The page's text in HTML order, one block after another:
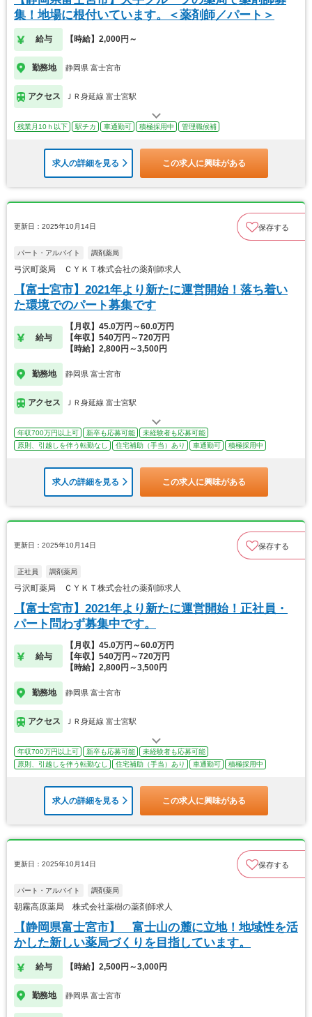
集！地場に根付いています。＜薬剤師／パート＞
給与 【時給】2,000円～
勤務地 静岡県 富士宮市
アクセス ＪＲ身延線 富士宮駅
残業月10ｈ以下 駅チカ 車通勤可 積極採用中 管理職候補
求人の詳細を見る この求人に興味がある
更新日：2025年10月14日 保存する
パート・アルバイト 調剤薬局
弓沢町薬局 ＣＹＫＴ株式会社の薬剤師求人
【富士宮市】2021年より新たに運営開始！落ち着い
た環境でのパート募集です
給与
【月収】45.0万円～60.0万円
【年収】540万円～720万円
【時給】2,800円～3,500円
勤務地 静岡県 富士宮市
アクセス ＪＲ身延線 富士宮駅
年収700万円以上可 新卒も応募可能
未経験者も応募可能
原則、引越しを伴う転勤なし
住宅補助（手当）あり 車通勤可 積極採用中
求人の詳細を見る この求人に興味がある
更新日：2025年10月14日 保存する
正社員 調剤薬局
弓沢町薬局 ＣＹＫＴ株式会社の薬剤師求人
【富士宮市】2021年より新たに運営開始！正社員・
パート問わず募集中です。
給与
【月収】45.0万円～60.0万円
【年収】540万円～720万円
【時給】2,800円～3,500円
勤務地 静岡県 富士宮市
アクセス ＪＲ身延線 富士宮駅
年収700万円以上可 新卒も応募可能
未経験者も応募可能
原則、引越しを伴う転勤なし
住宅補助（手当）あり 車通勤可 積極採用中
求人の詳細を見る この求人に興味がある
更新日：2025年10月14日 保存する
パート・アルバイト 調剤薬局
朝霧高原薬局 株式会社薬樹の薬剤師求人
【静岡県富士宮市】 富士山の麓に立地！地域性を活
かした新しい薬局づくりを目指しています。
給与 【時給】2,500円～3,000円
勤務地 静岡県 富士宮市